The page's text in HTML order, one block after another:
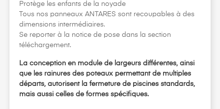
Protège les enfants de la noyade
Tous nos panneaux ANTARES sont recoupables à des
dimensions intermédiaires.
Se reporter à la notice de pose dans la section
téléchargement.
La conception en module de largeurs différentes, ainsi
que les rainures des poteaux permettant de multiples
départs, autorisent la fermeture de piscines standards,
mais aussi celles de formes spécifiques.